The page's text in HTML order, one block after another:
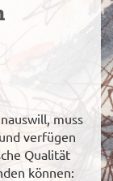
muss
verfügen
Qualität
können: